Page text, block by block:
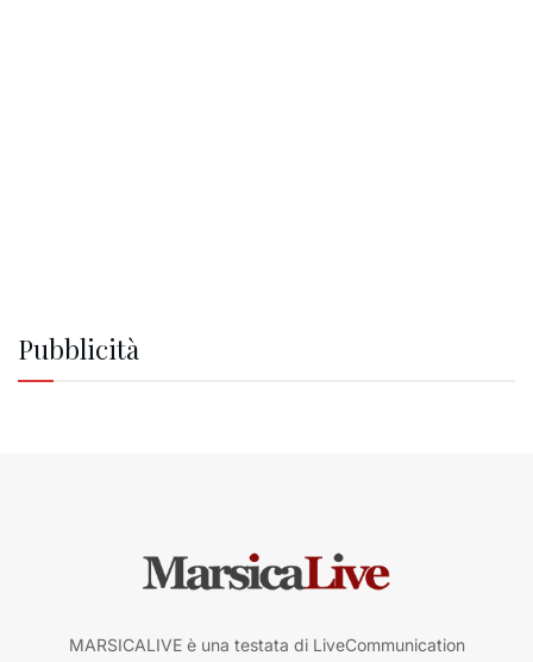
Pubblicità
MARSICALIVE è una testata di LiveCommunication